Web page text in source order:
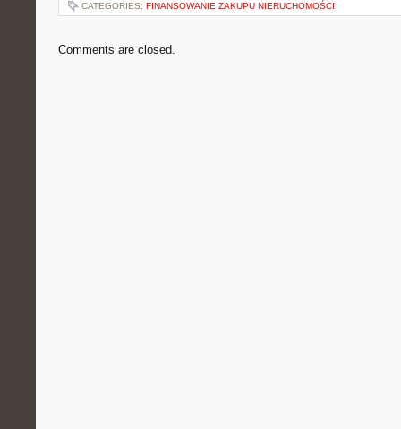
CATEGORIES: FINANSOWANIE ZAKUPU NIERUCHOMOŚCI
Comments are closed.